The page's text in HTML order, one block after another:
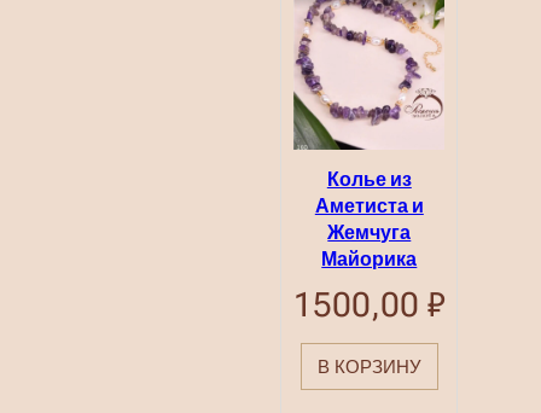
Колье из
Аметиста и
Жемчуга
Майорика
1500,00₽
В КОРЗИНУ